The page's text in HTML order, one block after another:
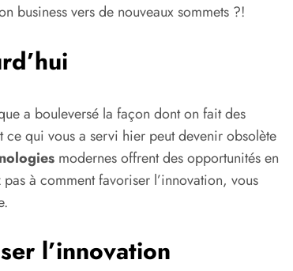
business vers de nouveaux sommets ?!
a bouleversé la façon dont on fait des
ce qui vous a servi hier peut devenir obsolète
modernes offrent des opportunités en
à comment favoriser l’innovation, vous
l’innovation